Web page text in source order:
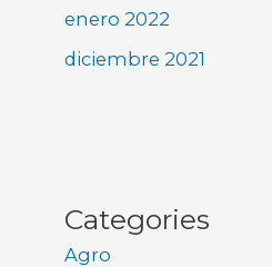
enero 2022
diciembre 2021
Categories
Agro